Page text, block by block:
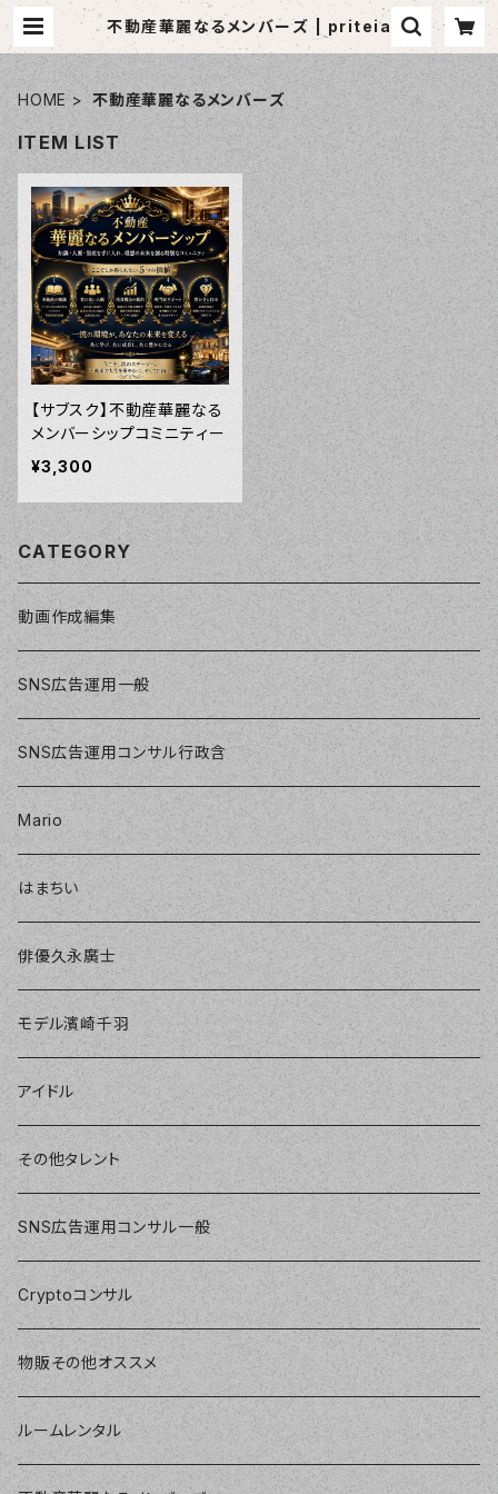
不動産華麗なるメンバーズ | priteia
HOME 不動産華麗なるメンバーズ
ITEM LIST
【サブスク】不動産華麗なる
メンバーシップコミニティー
¥3,300
CATEGORY
動画作成編集
SNS広告運用一般
SNS広告運用コンサル行政含
Mario
はまちい
俳優久永廣士
モデル濱崎千羽
アイドル
その他タレント
SNS広告運用コンサル一般
Cryptoコンサル
物販その他オススメ
ルームレンタル